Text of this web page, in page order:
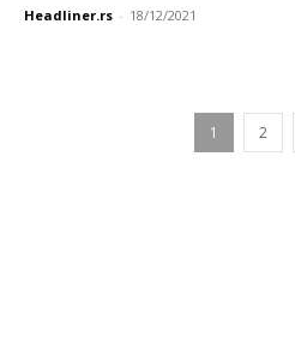
Headliner.rs - 18/12/2021
1 2